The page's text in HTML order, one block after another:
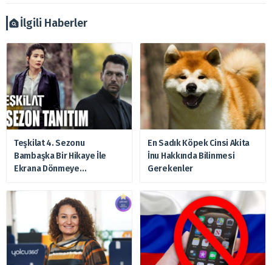
zararlardan, arztakvimi.com.tr sorumlu tutulamaz.
İlgili Haberler
Teşkilat 4. Sezonu
Bambaşka Bir Hikaye İle
Ekrana Dönmeye
En Sadık Köpek Cinsi Akita
İnu Hakkında Bilinmesi
Gerekenler